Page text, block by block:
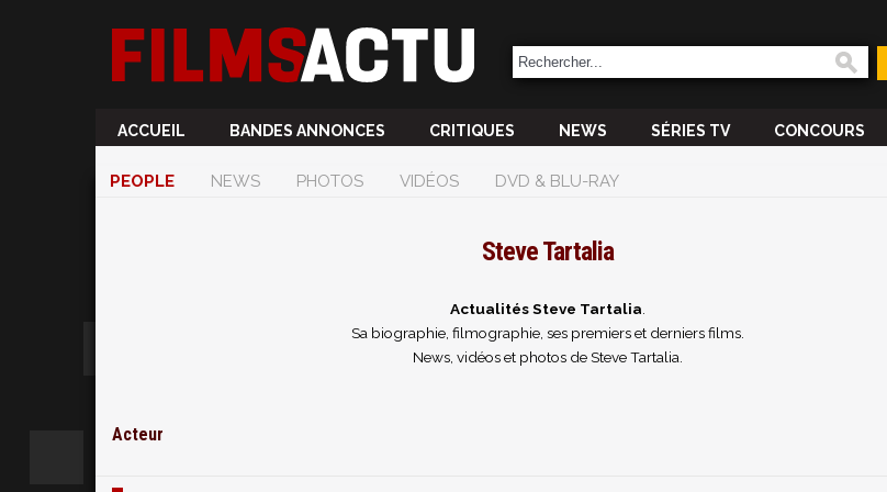
ACCUEIL BANDES ANNONCES CRITIQUES NEWS SÉRIES TV CONCOURS
PEOPLE NEWS PHOTOS VIDÉOS DVD & BLU-RAY
Steve Tartalia
Actualités Steve Tartalia
Sa biographie, filmographie, ses premiers et derniers films.
News, vidéos et photos de Steve Tartalia.
Acteur